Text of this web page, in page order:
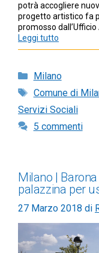
potrà accogliere
progetto artistico fa
promosso
Leggi tutto
Categorie
Milano
Tag
Comune di
Servizi Sociali
5 commenti
Milano |
palazzina per
27 Marzo 2018 di